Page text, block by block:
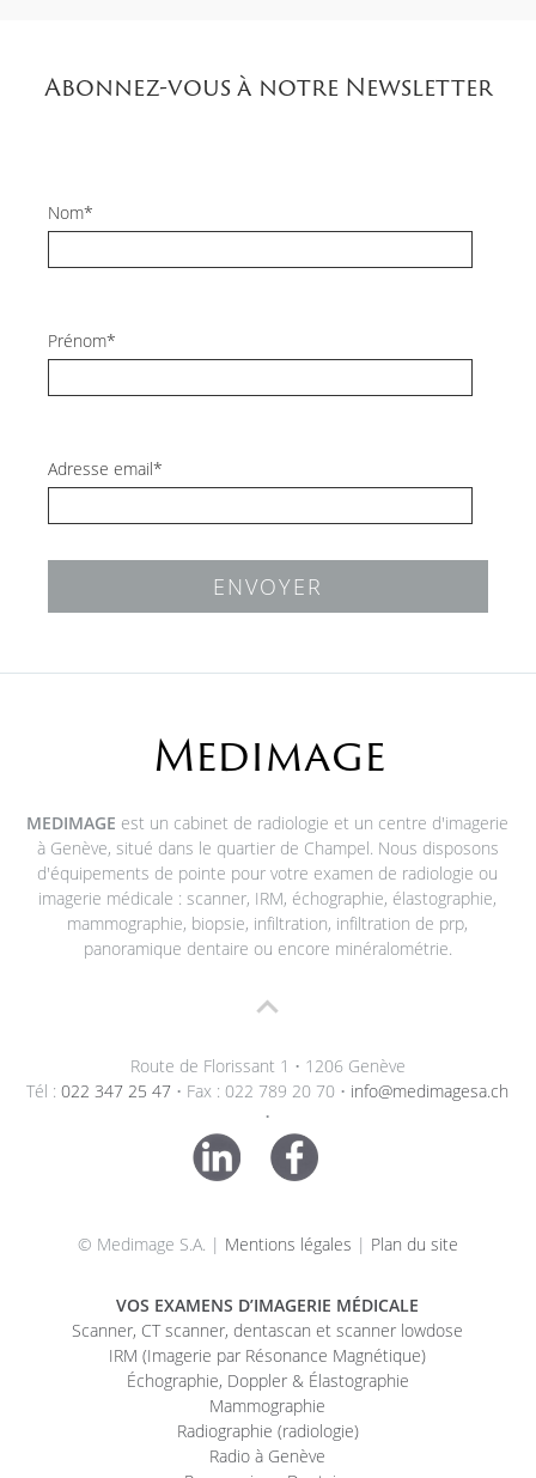
Abonnez-vous à notre Newsletter
Nom*
Prénom*
Adresse email*
ENVOYER
Medimage
VOS EXAMENS D’IMAGERIE MÉDICALE
Scanner, CT scanner, dentascan et scanner lowdose
IRM (Imagerie par Résonance Magnétique)
Échographie, Doppler & Élastographie
Mammographie
Radiographie (radiologie)
Radio à Genève
MEDIMAGE est un cabinet de radiologie et un centre d'imagerie
à Genève, situé dans le quartier de Champel. Nous disposons
d'équipements de pointe pour votre examen de radiologie ou
imagerie médicale : scanner, IRM, échographie, élastographie,
mammographie, biopsie, infiltration, infiltration de prp,
panoramique dentaire ou encore minéralométrie.
Route de Florissant 1 • 1206 Genève
Tél :022 347 25 47 • Fax : 022 789 20 70 • info@medimagesa.ch
•
© Medimage S.A. | Mentions légales | Plan du site